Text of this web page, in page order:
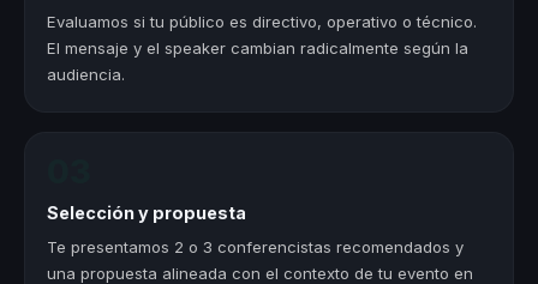
Evaluamos si tu público es directivo, operativo o técnico.
El mensaje y el speaker cambian radicalmente según la
audiencia.
Selección y propuesta
Te presentamos 2 o 3 conferencistas recomendados y
una propuesta alineada con el contexto de tu evento en